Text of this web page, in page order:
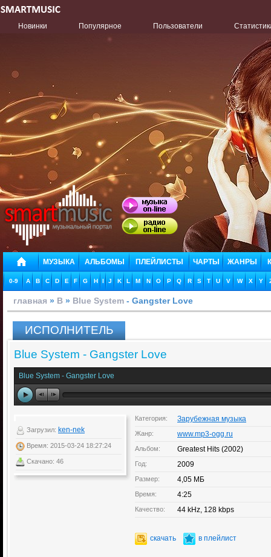
Новинки Популярное Пользователи
МУЗЫКА АЛЬБОМЫ ПЛЕЙЛИСТЫ ЧАРТЫ ЖАНРЫ
0-9 A B C D E F G H I J K L M N O P Q R S T U V W X Y
главная » B » Blue System - Gangster Love
ИСПОЛНИТЕЛЬ
Blue System - Gangster Love
Blue System - Gangster Love
Загрузил: ken-nek
Время: 2015-03-24 18:27:24
Скачано: 46
Категория: Зарубежная музыка
Жанр: www.mp3-ogg.ru
Альбом: Greatest Hits (2002)
Год: 2009
Размер: 4,05 МБ
Время: 4:25
Качество: 44 kHz, 128 kbps
скачать в плейлист